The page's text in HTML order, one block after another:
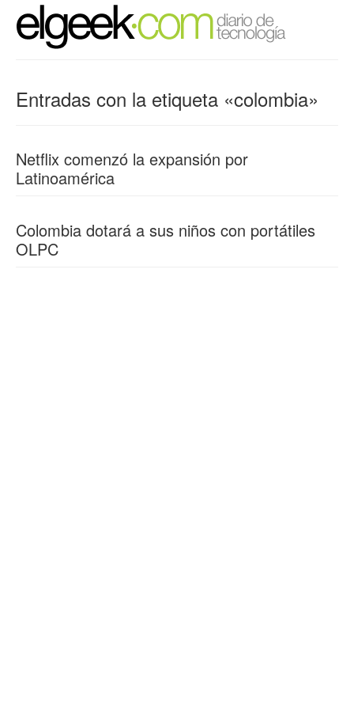
Entradas con la etiqueta «colombia»
Netflix comenzó la expansión por
Latinoamérica
Colombia dotará a sus niños con portátiles
OLPC